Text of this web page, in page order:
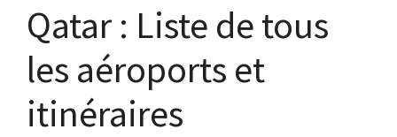
Qatar : Liste de tous
les aéroports et
itinéraires